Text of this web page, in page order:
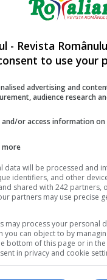
mea fiind vizibilă
circa 6 ani și
a mai rămâne și a
tot în domeniul
de membri ai
- Revista
to use your
advertising and
audience research
or access information on
more
data will be processed and
identifiers, and other
shared with 242 partners,
partners may use precise
may process your personal
you can object to by
bottom of this page or in
in privacy and cookie